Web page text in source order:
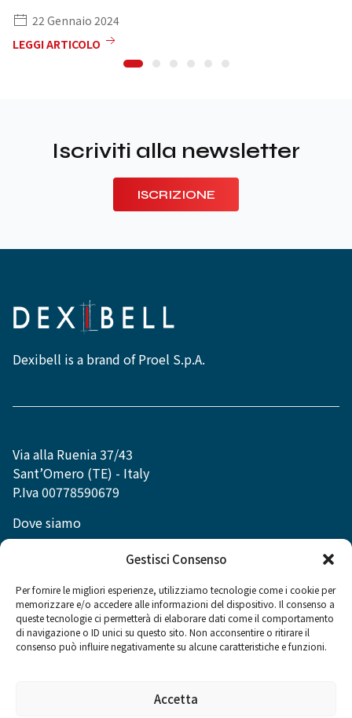
Gestisci Consenso
Per fornire le migliori esperienze, utilizziamo tecnologie come i cookie per
memorizzare e/o accedere alle informazioni del dispositivo. Il consenso a
queste tecnologie ci permetterà di elaborare dati come il comportamento
di navigazione o ID unici su questo sito. Non acconsentire o ritirare il
consenso può influire negativamente su alcune caratteristiche e funzioni.
Accetta
22 Gennaio 2024
LEGGI ARTICOLO
Iscriviti alla newsletter
ISCRIZIONE
Dexibell is a brand of Proel S.p.A.
Via alla Ruenia 37/43
Sant’Omero (TE) - Italy
P.Iva 00778590679
Dove siamo
Social